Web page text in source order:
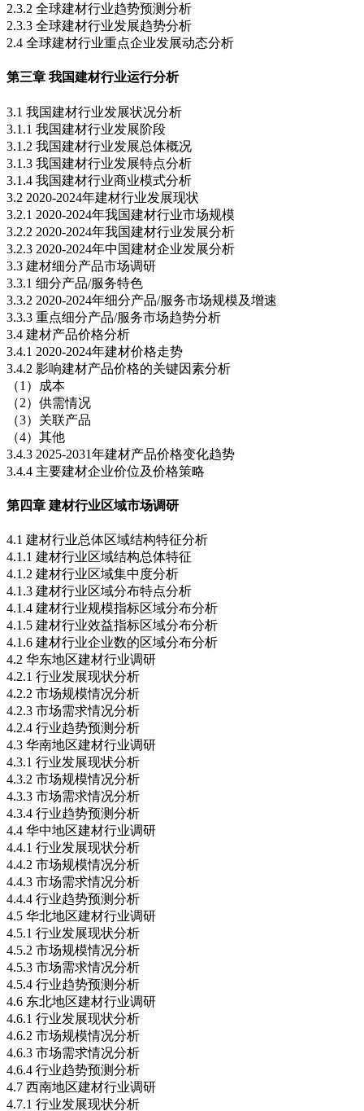
2.3.2 全球建材行业趋势预测分析
2.3.3 全球建材行业发展趋势分析
2.4 全球建材行业重点企业发展动态分析
第三章 我国建材行业运行分析
3.1 我国建材行业发展状况分析
3.1.1 我国建材行业发展阶段
3.1.2 我国建材行业发展总体概况
3.1.3 我国建材行业发展特点分析
3.1.4 我国建材行业商业模式分析
3.2 2020-2024年建材行业发展现状
3.2.1 2020-2024年我国建材行业市场规模
3.2.2 2020-2024年我国建材行业发展分析
3.2.3 2020-2024年中国建材企业发展分析
3.3 建材细分产品市场调研
3.3.1 细分产品/服务特色
3.3.2 2020-2024年细分产品/服务市场规模及增速
3.3.3 重点细分产品/服务市场趋势分析
3.4 建材产品价格分析
3.4.1 2020-2024年建材价格走势
3.4.2 影响建材产品价格的关键因素分析
（1）成本
（2）供需情况
（3）关联产品
（4）其他
3.4.3 2025-2031年建材产品价格变化趋势
3.4.4 主要建材企业价位及价格策略
第四章 建材行业区域市场调研
4.1 建材行业总体区域结构特征分析
4.1.1 建材行业区域结构总体特征
4.1.2 建材行业区域集中度分析
4.1.3 建材行业区域分布特点分析
4.1.4 建材行业规模指标区域分布分析
4.1.5 建材行业效益指标区域分布分析
4.1.6 建材行业企业数的区域分布分析
4.2 华东地区建材行业调研
4.2.1 行业发展现状分析
4.2.2 市场规模情况分析
4.2.3 市场需求情况分析
4.2.4 行业趋势预测分析
4.3 华南地区建材行业调研
4.3.1 行业发展现状分析
4.3.2 市场规模情况分析
4.3.3 市场需求情况分析
4.3.4 行业趋势预测分析
4.4 华中地区建材行业调研
4.4.1 行业发展现状分析
4.4.2 市场规模情况分析
4.4.3 市场需求情况分析
4.4.4 行业趋势预测分析
4.5 华北地区建材行业调研
4.5.1 行业发展现状分析
4.5.2 市场规模情况分析
4.5.3 市场需求情况分析
4.5.4 行业趋势预测分析
4.6 东北地区建材行业调研
4.6.1 行业发展现状分析
4.6.2 市场规模情况分析
4.6.3 市场需求情况分析
4.6.4 行业趋势预测分析
4.7 西南地区建材行业调研
4.7.1 行业发展现状分析